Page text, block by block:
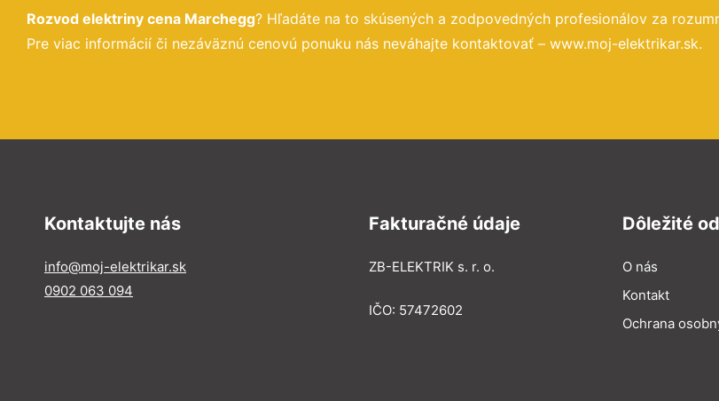
Rozvod elektriny cena Marchegg? Hľadáte na to skúsených a zodpovedných profesionálov za
Pre viac informácií či nezáväznú cenovú ponuku nás neváhajte kontaktovať – www.moj-elektrikar.sk.
Kontaktujte nás
info@moj-elektrikar.sk
0902 063 094
Fakturačné údaje
ZB-ELEKTRIK s. r. o.
IČO: 57472602
Dôležité
O nás
Kontakt
Ochrana